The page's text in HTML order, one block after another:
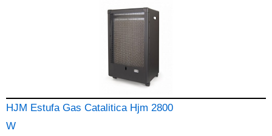
HJM Estufa Gas Catalitica Hjm 2800
W